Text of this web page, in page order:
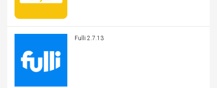
Fulli 2.7.13